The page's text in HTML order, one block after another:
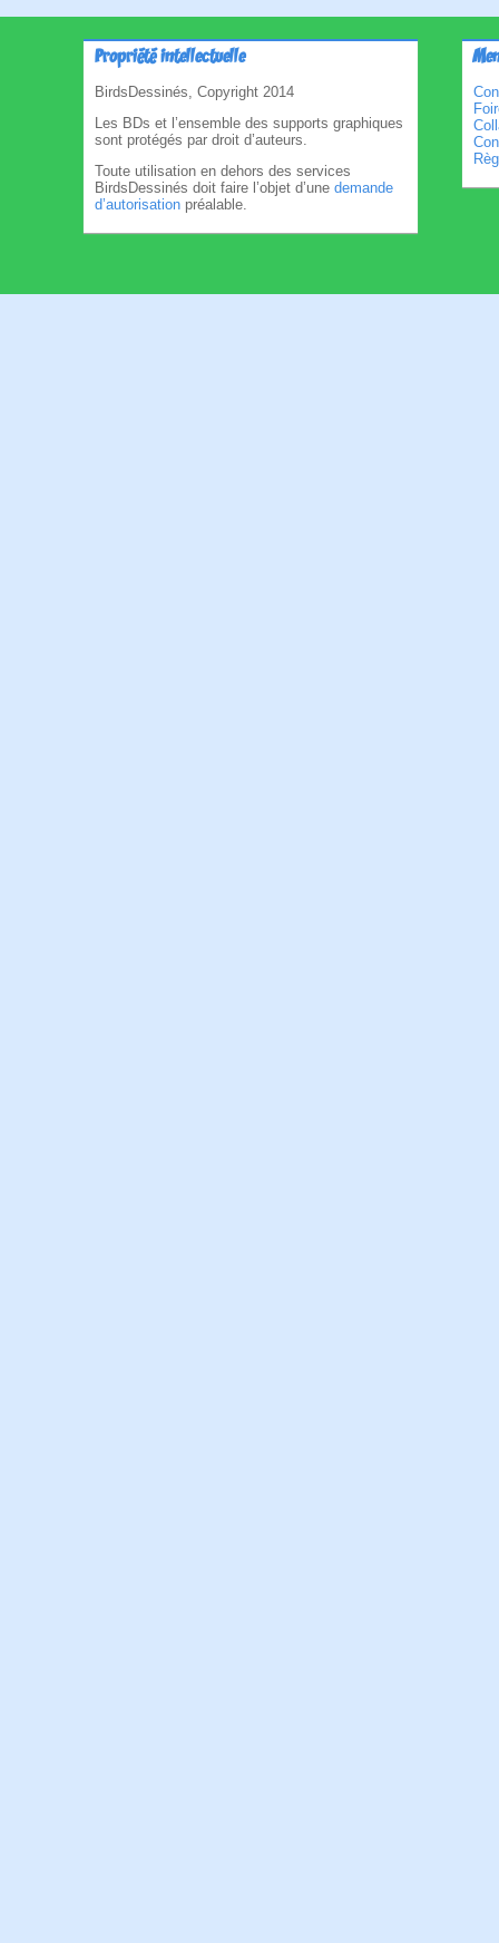
Propriété intellectuelle
BirdsDessinés, Copyright 2014
Les BDs et l’ensemble des supports graphiques
sont protégés par droit d’auteurs.
Toute utilisation en dehors des services
BirdsDessinés doit faire l’objet d’une demande
d’autorisation préalable.